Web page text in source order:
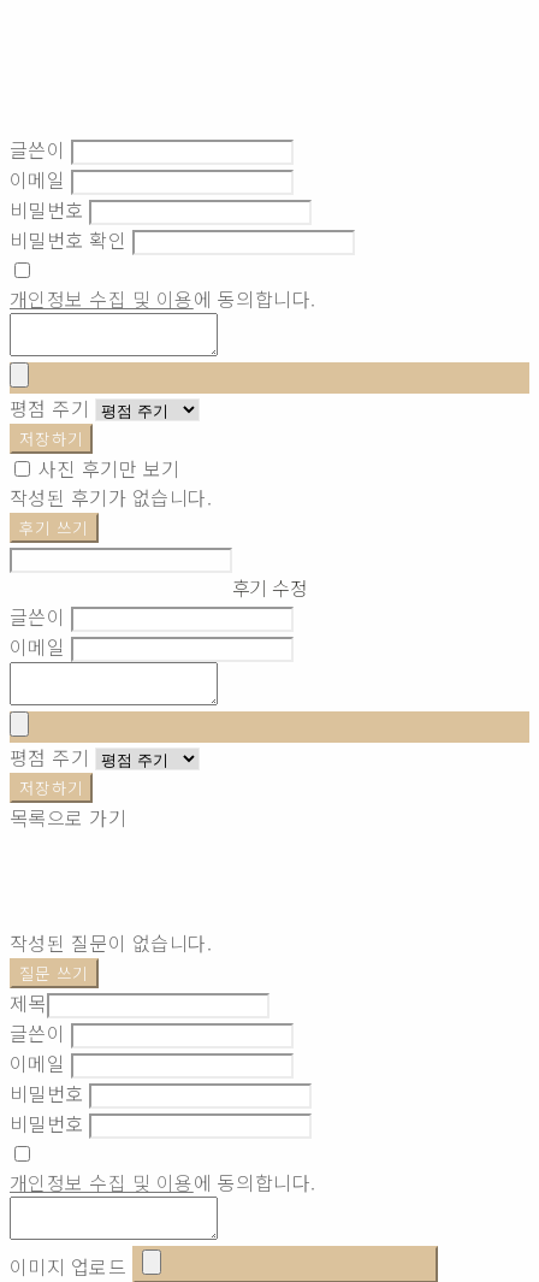
글쓴이
이메일
비밀번호
비밀번호 확인
개인정보 수집 및 이용에 동의합니다.
평점 주기
저장하기
사진 후기만 보기
작성된 후기가 없습니다.
후기 쓰기
후기 수정
글쓴이
이메일
평점 주기
저장하기
목록으로 가기
작성된 질문이 없습니다.
질문 쓰기
제목
글쓴이
이메일
비밀번호
비밀번호
개인정보 수집 및 이용에 동의합니다.
이미지 업로드